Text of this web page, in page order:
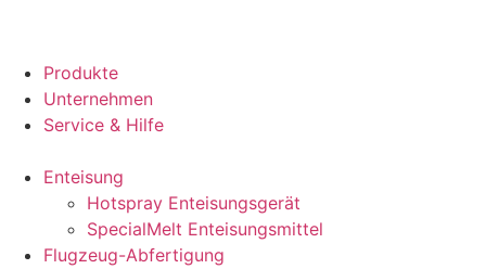
Produkte
Unternehmen
Service & Hilfe
Enteisung
Hotspray Enteisungsgerät
SpecialMelt Enteisungsmittel
Flugzeug-Abfertigung